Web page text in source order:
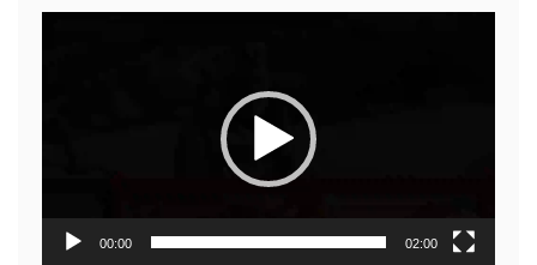
00:00 02:00